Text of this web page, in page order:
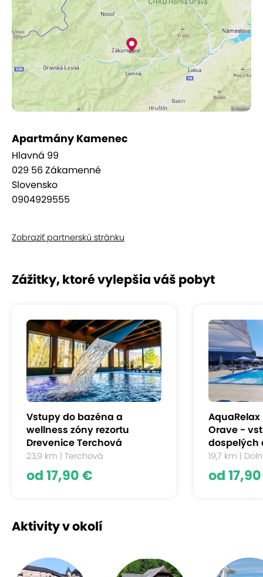
Apartmány Kamenec
Hlavná 99
029 56 Zákamenné
Slovensko
0904929555
Zobraziť partnerskú stránku
Zážitky, ktoré vylepšia váš pobyt
Vstupy do bazéna a
wellness zóny rezortu
Drevenice Terchová
23,9 km | Terchová
od 17,90 €
Orave -
dospelých
19,7 km |
od
Aktivity v okolí